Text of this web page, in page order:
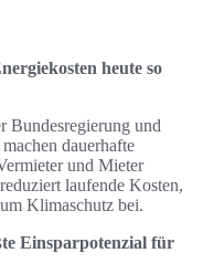
heute so
Bundesregierung und
dauerhafte
und Mieter
laufende Kosten,
Klimaschutz bei.
Einsparpotenzial für